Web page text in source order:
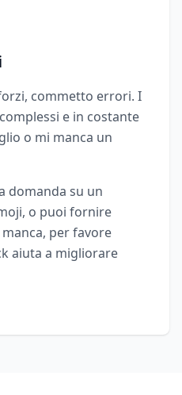
commetto errori. I
e in costante
o mi manca un
domanda su un
o puoi fornire
per favore
aiuta a migliorare